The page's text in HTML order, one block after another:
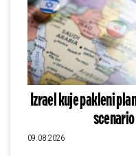
Izrael kuje pakleni
09.08.2026